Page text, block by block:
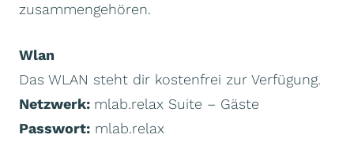
zusammengehören.
Wlan
Das WLAN steht dir kostenfrei zur Verfügung.
Netzwerk: mlab.relax Suite – Gäste
Passwort: mlab.relax